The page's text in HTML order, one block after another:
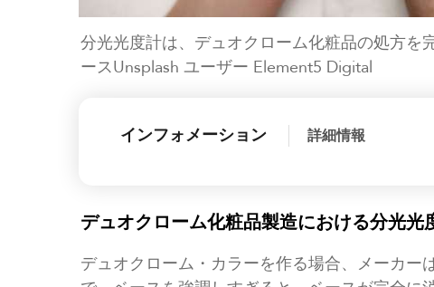
分光光度計は、デュオクローム化粧品の処方を
ースUnsplash ユーザー Element5 Digital
インフォメーション 詳細情報
デュオクローム化粧品製造における分光光
デュオクローム・カラーを作る場合、メーカー